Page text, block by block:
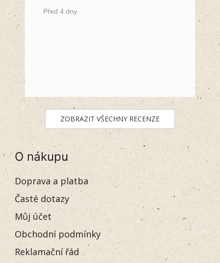
Před 4 dny
ZOBRAZIT VŠECHNY RECENZE
O nákupu
Doprava a platba
Časté dotazy
Můj účet
Obchodní podmínky
Reklamační řád